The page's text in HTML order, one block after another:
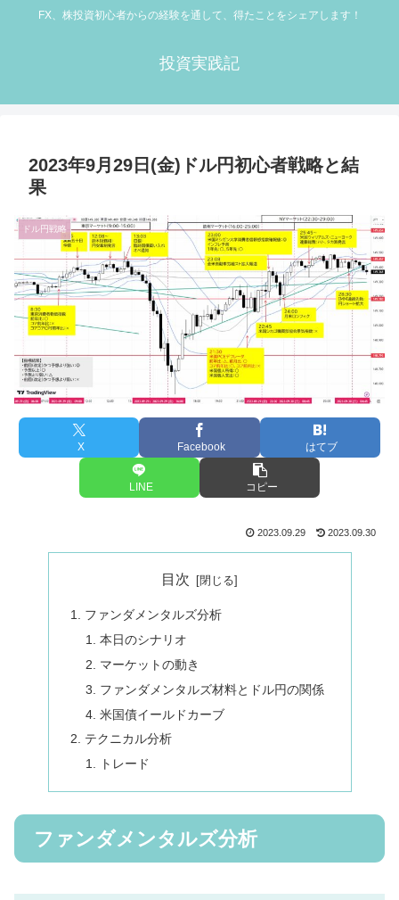
FX、株投資初心者からの経験を通して、得たことをシェアします！
投資実践記
2023年9月29日(金)ドル円初心者戦略と結
果
ドル円戦略
X Facebook はてブ
LINE コピー
2023.09.29 2023.09.30
目次
ファンダメンタルズ分析
本日のシナリオ
マーケットの動き
ファンダメンタルズ材料とドル円の関係
米国債イールドカーブ
テクニカル分析
トレード
ファンダメンタルズ分析